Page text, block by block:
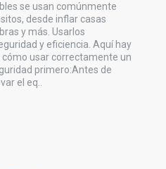
se usan comúnmente
desde inflar casas
y más. Usarlos
y eficiencia. Aquí hay
usar correctamente un
primero:Antes de
el eq..